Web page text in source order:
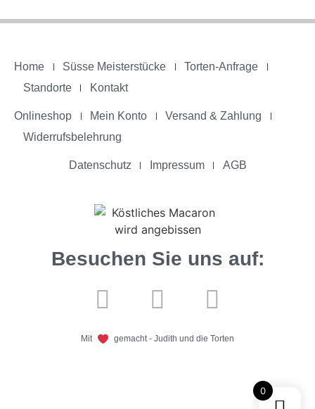
Home Süsse Meisterstücke
Torten-Anfrage
Standorte
Kontakt
Onlineshop Mein Konto
Versand & Zahlung
Widerrufsbelehrung
Datenschutz Impressum AGB
Besuchen Sie uns auf:
Mit gemacht - Judith und die Torten
0